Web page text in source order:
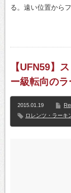
る。遠い位置から
【UFN59】
ー級転向の
2015.01.19
ロレンツ・ラーキ